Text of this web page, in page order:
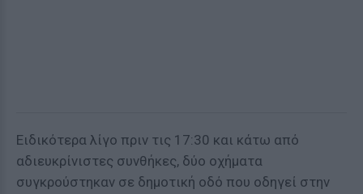
Ειδικότερα λίγο πριν τις 17:30 και κάτω από
αδιευκρίνιστες συνθήκες, δύο οχήματα
συγκρούστηκαν σε δημοτική οδό που οδηγεί στην